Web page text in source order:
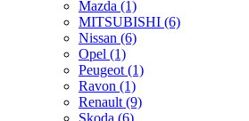
Mazda (1)
MITSUBISHI (6)
Nissan (6)
Opel (1)
Peugeot (1)
Ravon (1)
Renault (9)
Skoda (6)